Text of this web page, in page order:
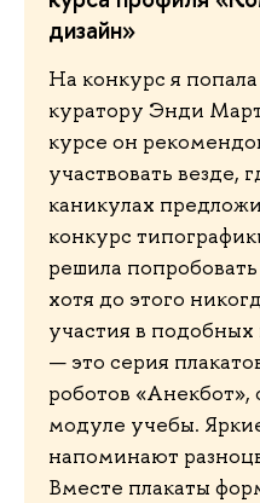
дизайн»
На конкурс я
куратору Энди
курсе он
участвовать везде,
каникулах
конкурс
решила
хотя до этого
участия в
— это серия
роботов «Анекбот»,
модуле учебы.
напоминают
Вместе плакаты